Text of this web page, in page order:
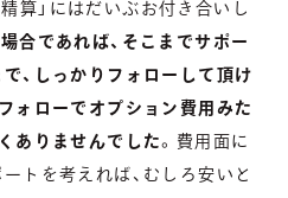
精算」にはだいぶお付き合いし
合であれば、そこまでサポー
、しっかりフォローして頂け
ォローでオプション費用みた
ありませんでした。費用面に
トを考えれば、むしろ安いと